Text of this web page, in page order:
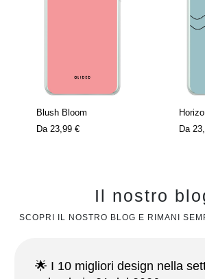
Blush Bloom
Da 23,99 €
Da
Il nostro
SCOPRI IL NOSTRO BLOG E RIMANI
🌟 I 10 migliori design nella